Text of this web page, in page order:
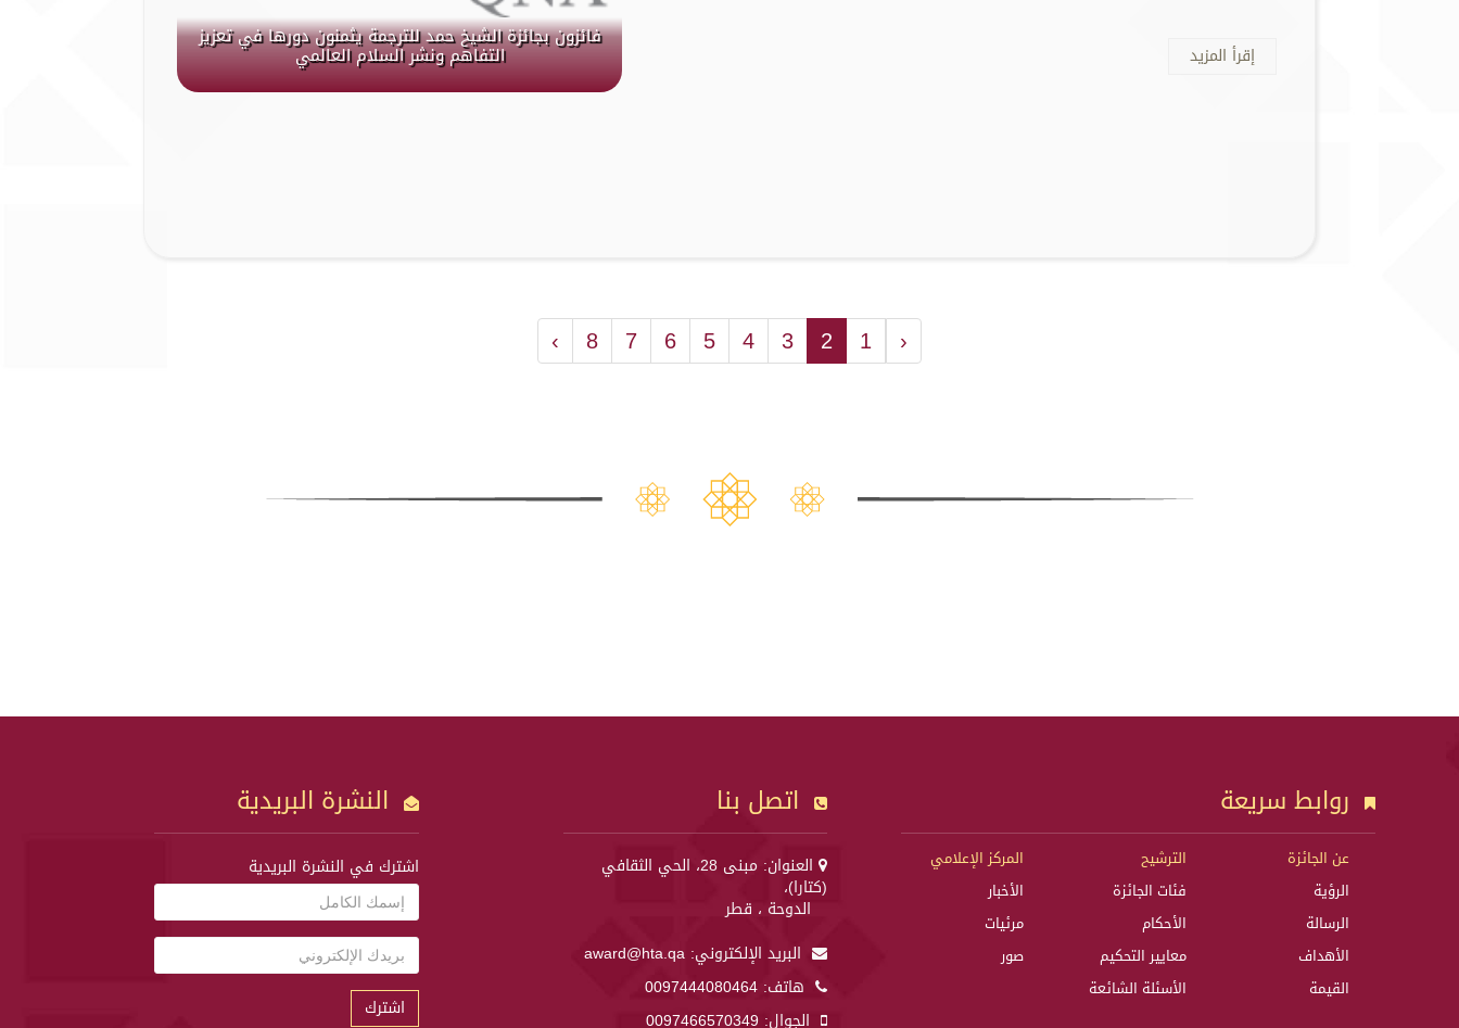
فائزون بجائزة الشيخ حمد للترجمة يثمنون دورها في تعزيز
التفاهم ونشر السلام العالمي إقرأ المزيد
‹
1
2
3
4
5
6
7
8
›
روابط سريعة
عن الجائزة
الرؤية
الرسالة
الأهداف
القيمة
الترشيح
فئات الجائزة
الأحكام
معايير التحكيم
الأسئلة الشائعة
المركز الإعلامي
الأخبار
مرئيات
صور
اتصل بنا
العنوان: مبنى 28، الحي الثقافي
(كتارا)،
الدوحة ، قطر
البريد الإلكتروني: award@hta.qa
هاتف: 0097444080464
الجوال: 0097466570349
النشرة البريدية
اشترك في النشرة البريدية
اشترك